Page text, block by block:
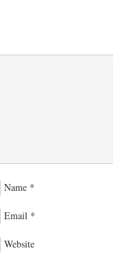
Name *
Email *
Website